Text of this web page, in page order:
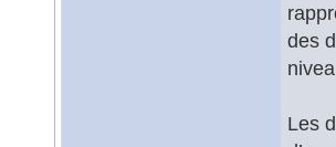
des
Les